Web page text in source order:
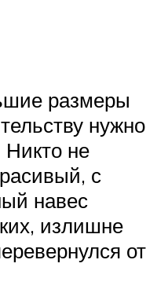
размеры
нужно
Никто не
с
навес
излишне
от